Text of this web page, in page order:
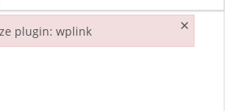
plugin: wplink ×
plugin: wplink